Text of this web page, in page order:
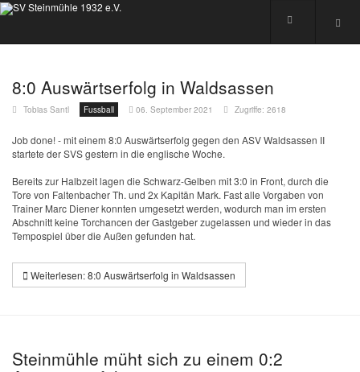
8:0 Auswärtserfolg in Waldsassen
Tobias Santl Fussball 06. September 2021 Zugriffe: 2618
Job done! - mit einem 8:0 Auswärtserfolg gegen den ASV Waldsassen II
startete der SVS gestern in die englische Woche.
Bereits zur Halbzeit lagen die Schwarz-Gelben mit 3:0 in Front, durch die
Tore von Faltenbacher Th. und 2x Kapitän Mark. Fast alle Vorgaben von
Trainer Marc Diener konnten umgesetzt werden, wodurch man im ersten
Abschnitt keine Torchancen der Gastgeber zugelassen und wieder in das
Tempospiel über die Außen gefunden hat.
Weiterlesen: 8:0 Auswärtserfolg in Waldsassen
Steinmühle müht sich zu einem 0:2